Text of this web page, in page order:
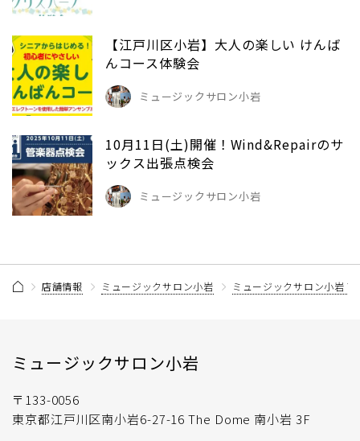
【江戸川区小岩】大人の楽しい けんば
んコース体験会
ミュージックサロン小岩
10月11日(土)開催！Wind&Repairのサ
ックス出張点検会
ミュージックサロン小岩
店舗情報 ミュージックサロン小岩 ミュージックサロン小岩
ミュージックサロン小岩
〒133-0056
東京都江戸川区南小岩6-27-16 The Dome 南小岩 3F